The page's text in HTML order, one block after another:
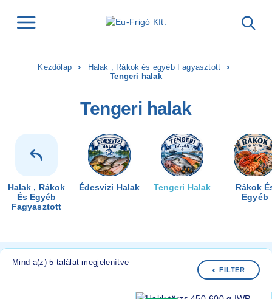
Kezdőlap
Halak , Rákok és egyéb Fagyasztott
Tengeri halak
Tengeri halak
Halak , Rákok
És Egyéb
Fagyasztott
Édesvizi Halak Tengeri Halak
Rákok
Egyéb
Mind a(z) 5 találat megjelenítve
FILTER